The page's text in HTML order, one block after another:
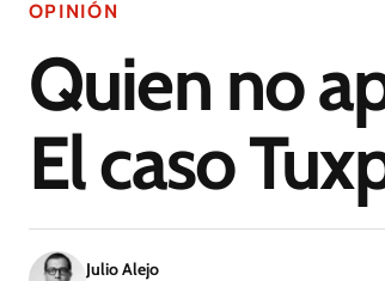
OPINIÓN
Quien no
El caso
Julio Alejo